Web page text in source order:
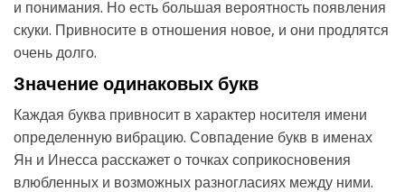
и понимания. Но есть большая вероятность появления
скуки. Привносите в отношения новое, и они продлятся
очень долго.
Значение одинаковых букв
Каждая буква привносит в характер носителя имени
определенную вибрацию. Совпадение букв в именах
Ян и Инесса расскажет о точках соприкосновения
влюбленных и возможных разногласиях между ними.